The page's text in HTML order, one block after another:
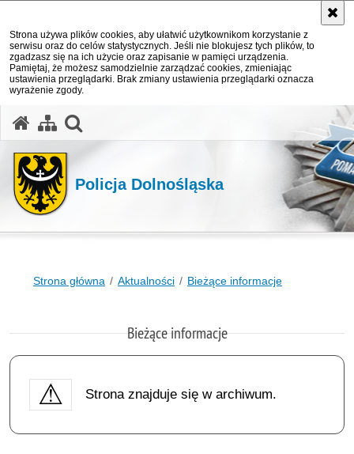
Strona używa plików cookies, aby ułatwić użytkownikom korzystanie z
serwisu oraz do celów statystycznych. Jeśli nie blokujesz tych plików, to
zgadzasz się na ich użycie oraz zapisanie w pamięci urządzenia.
Pamiętaj, że możesz samodzielnie zarządzać cookies, zmieniając
ustawienia przeglądarki. Brak zmiany ustawienia przeglądarki oznacza
wyrażenie zgody.
Policja Dolnośląska
Strona główna Aktualności Bieżące informacje
Bieżące informacje
Strona znajduje się w archiwum.